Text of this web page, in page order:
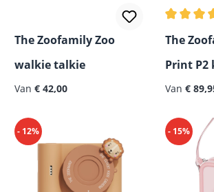
The Zoofamily Zoo
walkie talkie
Van € 42,00
The
Print P2
met
Van €
- 12% - 15%